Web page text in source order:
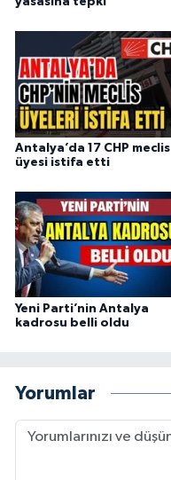
Antalya’da 17 CHP meclis
üyesi istifa etti
Yeni Parti’nin Antalya
kadrosu belli oldu
Yorumlar